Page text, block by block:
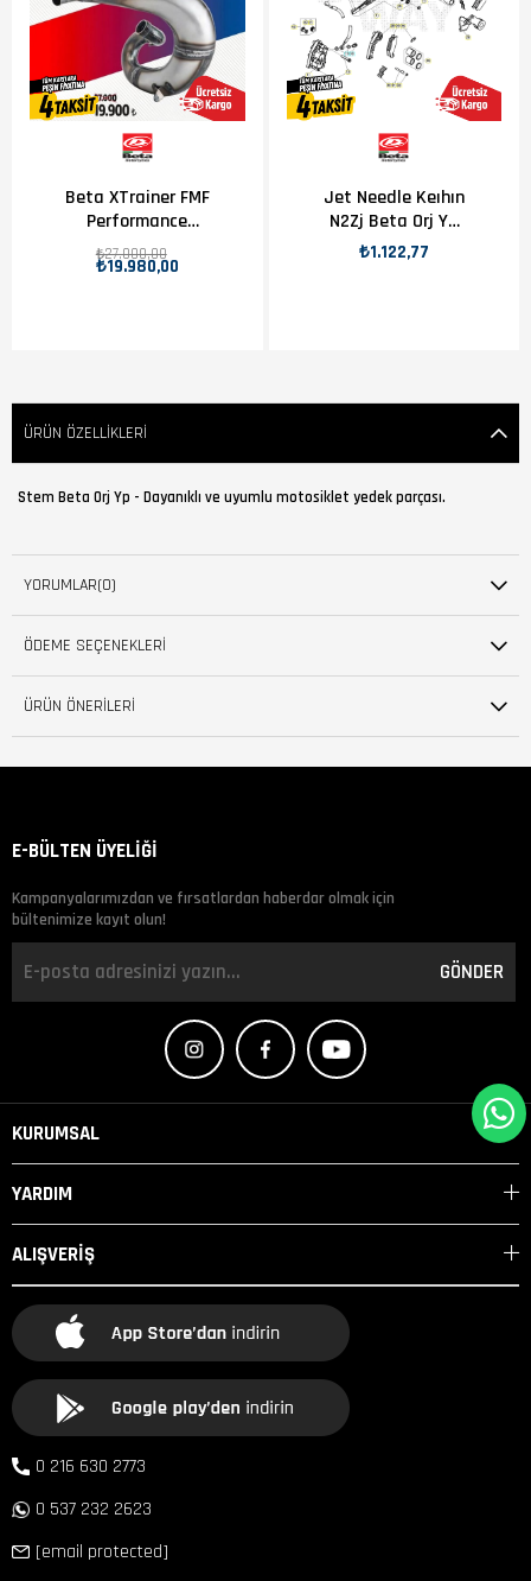
Beta XTrainer FMF
Performance
Egzoz
₺19.980,00
₺27.000,00
Jet Needle Keıhın
N2Zj Beta Orj Yp
B11-2
₺1.122,77
ÜRÜN ÖZELLIKLERI
Stem Beta Orj Yp - Dayanıklı ve uyumlu motosiklet yedek parçası.
YORUMLAR(0)
ÖDEME SEÇENEKLERI
ÜRÜN ÖNERILERI
E-BÜLTEN ÜYELİĞİ
Kampanyalarımızdan ve fırsatlardan haberdar olmak için
bültenimize kayıt olun!
GÖNDER
KURUMSAL
YARDIM
ALIŞVERİŞ
0 216 630 2773
0 537 232 2623
[email protected]